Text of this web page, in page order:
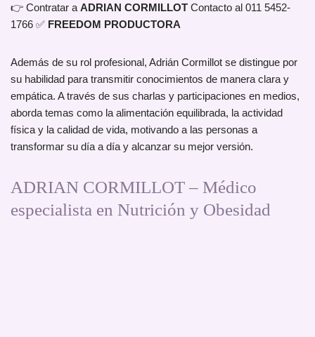
👉 Contratar a ADRIAN CORMILLOT Contacto al 011 5452-
1766 ✅ FREEDOM PRODUCTORA
Además de su rol profesional, Adrián Cormillot se distingue por
su habilidad para transmitir conocimientos de manera clara y
empática. A través de sus charlas y participaciones en medios,
aborda temas como la alimentación equilibrada, la actividad
física y la calidad de vida, motivando a las personas a
transformar su día a día y alcanzar su mejor versión.
ADRIAN CORMILLOT – Médico
especialista en Nutrición y Obesidad